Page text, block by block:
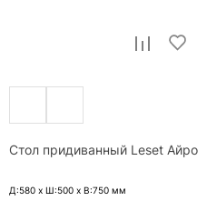
Стол придиванный Leset Айро
Д:580 x Ш:500 x В:750 мм